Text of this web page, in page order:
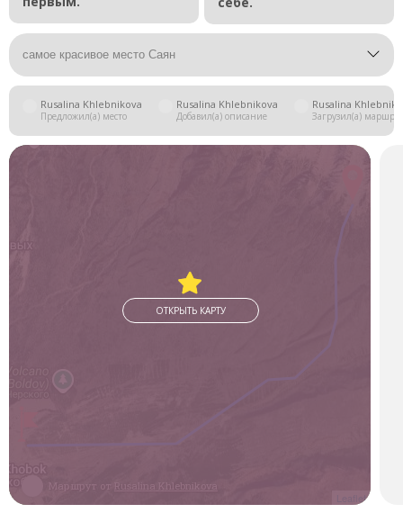
самое красивое место Саян
Rusalina Khlebnikova
Предложил(а) место
Rusalina Khlebnikova
Добавил(а) описание
Rusalina
Загрузил(а) маршрут
Маршрут от Rusalina Khlebnikova
Leaflet
ОТКРЫТЬ КАРТУ